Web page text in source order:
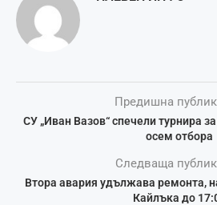
Предишна
СУ „Иван Вазов“ спечели турнира
осем отбора
Следваща
Втора авария удължава ремонта,
Кайлъка до